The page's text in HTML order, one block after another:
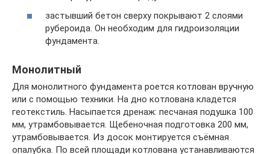
застывший бетон сверху покрывают 2 слоями
рубероида. Он необходим для гидроизоляции
фундамента.
Монолитный
Для монолитного фундамента роется котлован вручную
или с помощью техники. На дно котлована кладется
геотекстиль. Насыпается дренаж: песчаная подушка 100
мм, утрамбовывается. Щебеночная подготовка 200 мм,
утрамбовывается. Из досок монтируется съёмная
опалубка. По всей площади котлована устанавливаются